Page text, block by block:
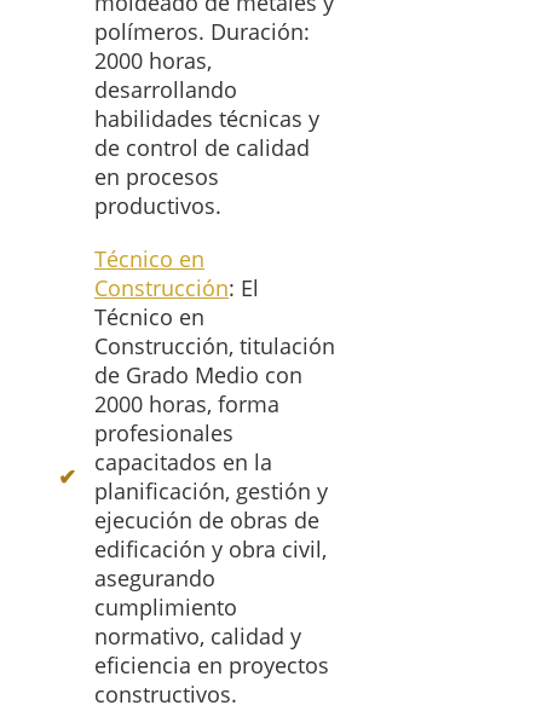
polímeros. Duración:
2000 horas,
desarrollando
habilidades técnicas y
de control de calidad
en procesos
productivos.
Técnico en
Construcción: El
Técnico en
Construcción, titulación
de Grado Medio con
2000 horas, forma
profesionales
capacitados en la
planificación, gestión y
ejecución de obras de
edificación y obra civil,
asegurando
cumplimiento
normativo, calidad y
eficiencia en proyectos
constructivos.